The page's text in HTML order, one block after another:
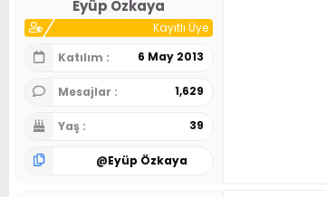
Eyüp Özkaya
Kayıtlı Üye
Katılım
6 May 2013
Mesajlar 1,629
Yaş 39
@Eyüp Özkaya